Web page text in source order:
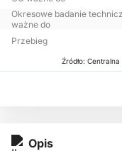
Okresowe badanie
ważne do
Przebieg
Źródło:
Opis